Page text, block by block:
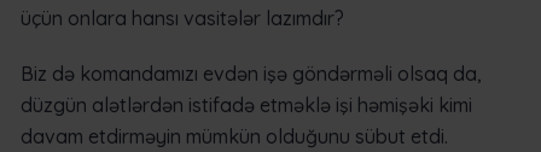
üçün onlara hansı vasitələr lazımdır?
Biz də komandamızı evdən işə göndərməli olsaq da,
düzgün alətlərdən istifadə etməklə işi həmişəki kimi
davam etdirməyin mümkün olduğunu sübut etdi.